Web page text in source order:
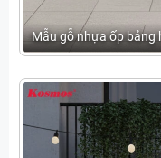
Mẫu gỗ nhựa ốp bảng